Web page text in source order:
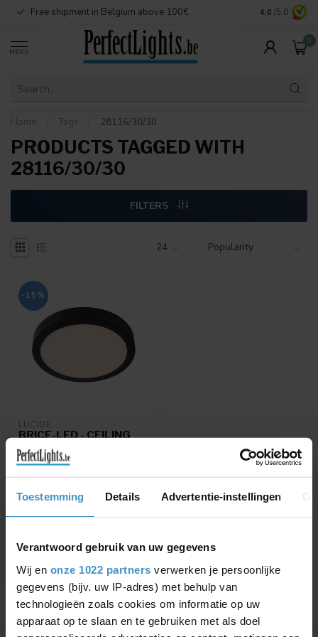
Toestemming Details Advertentie-instellingen
Verantwoord gebruik van uw gegevens
Wij en onze 1022 partners verwerken je persoonlijke
gegevens (bijv. uw IP-adres) met behulp van
technologieën zoals cookies om informatie op uw
apparaat op te slaan en te gebruiken met als doel
Free shipment in Belgium above 100€ Secure
4.0 /5.0
MENU
0
Home Tags 28116/30/30
PRODUCTS TAGGED WITH
28116/30/30
FILTERS
-15%
LUCIDE
BRICE-LED - CEILING
LIGHT BATHROOM - Ø
30 CM - LED DIM. -
BRICE-LED - Ceiling light
Bathroom - Ø 30 cm - LED
B...
€104,95 €89,21
Showing1-1of 1